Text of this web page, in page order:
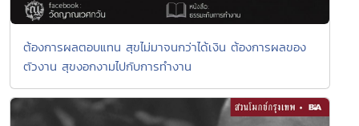
ต้องการผลตอบแทน สุขไม่มาจนกว่าได้เงิน ต้องการผลของ
ตัวงาน สุขงอกงามไปกับการทำงาน